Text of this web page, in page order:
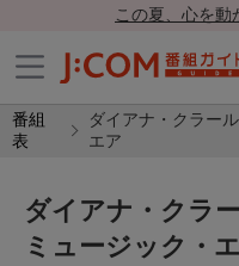
この夏、心を動
番組
表
ダイアナ・クラー
エア
ダイアナ・クラ
ミュージック・